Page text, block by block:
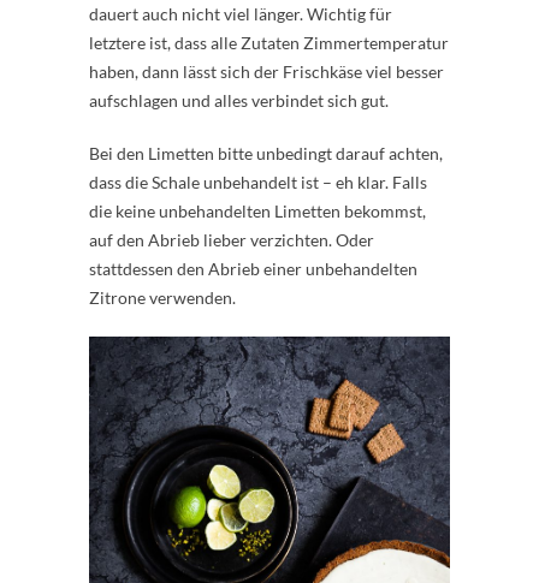
dauert auch nicht viel länger. Wichtig für
letztere ist, dass alle Zutaten Zimmertemperatur
haben, dann lässt sich der Frischkäse viel besser
aufschlagen und alles verbindet sich gut.
Bei den Limetten bitte unbedingt darauf achten,
dass die Schale unbehandelt ist – eh klar. Falls
die keine unbehandelten Limetten bekommst,
auf den Abrieb lieber verzichten. Oder
stattdessen den Abrieb einer unbehandelten
Zitrone verwenden.